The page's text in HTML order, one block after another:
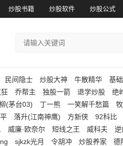
炒股书籍 炒股软件 炒股公式
民间隐士 炒股大神 牛散精华 基
乔帮主 独股一箭 退学炒股 绝
(茅台03) 丁一熊 一笑解千愁篇
落升(江南神鹰) 方新侠 92科比
威廉·欧奈尔 短线之王 威科夫 逆
sjkzk光月 令胡冲 炒股养家 德